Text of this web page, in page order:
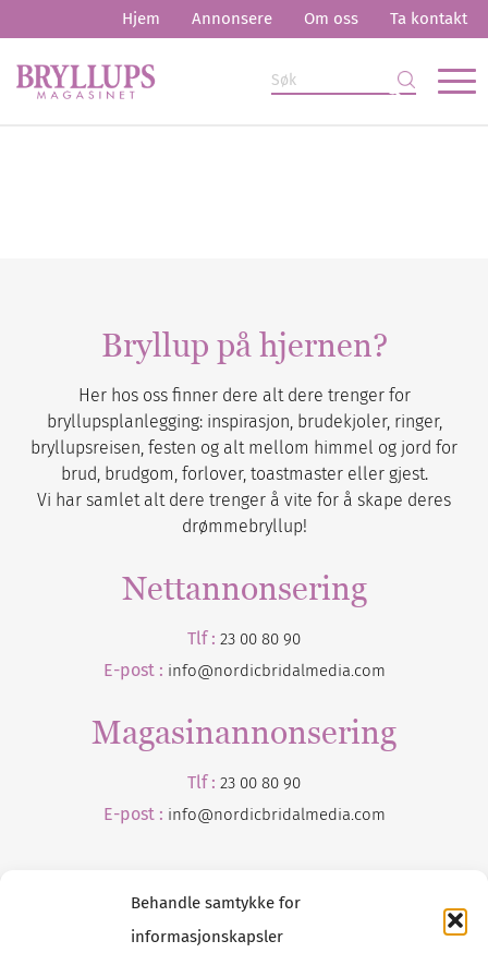
Behandle samtykke for
informasjonskapsler
Hjem Annonsere Om oss Ta kontakt
Bryllup på hjernen?
Her hos oss finner dere alt dere trenger for
bryllupsplanlegging: inspirasjon, brudekjoler, ringer,
bryllupsreisen, festen og alt mellom himmel og jord for
brud, brudgom, forlover, toastmaster eller gjest.
Vi har samlet alt dere trenger å vite for å skape deres
drømmebryllup!
Nettannonsering
Tlf : 23 00 80 90
E-post : info@nordicbridalmedia.com
Magasinannonsering
Tlf : 23 00 80 90
E-post : info@nordicbridalmedia.com